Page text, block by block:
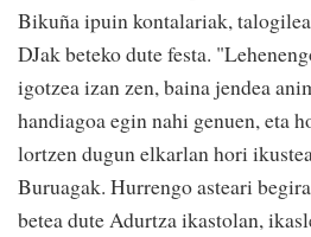
Bikuña ipuin kontalariak,
DJak beteko dute festa.
igotzea izan zen, baina jendea
handiagoa egin nahi genuen, eta
lortzen dugun elkarlan hori
Buruagak. Hurrengo asteari
betea dute Adurtza ikastolan,